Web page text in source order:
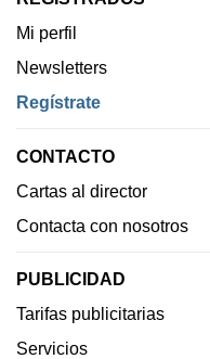
Mi perfil
Newsletters
Regístrate
CONTACTO
Cartas al director
Contacta con nosotros
PUBLICIDAD
Tarifas publicitarias
Servicios